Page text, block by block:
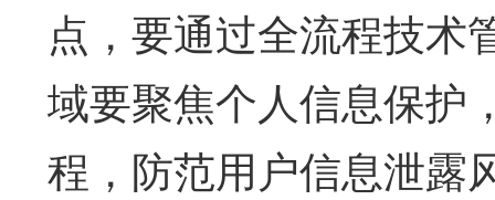
点，要通过全流程技术
域要聚焦个人信息保护
程，防范用户信息泄露